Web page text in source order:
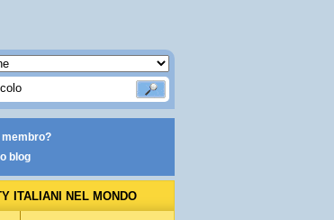
membro?
blog
ITALIANI NEL MONDO